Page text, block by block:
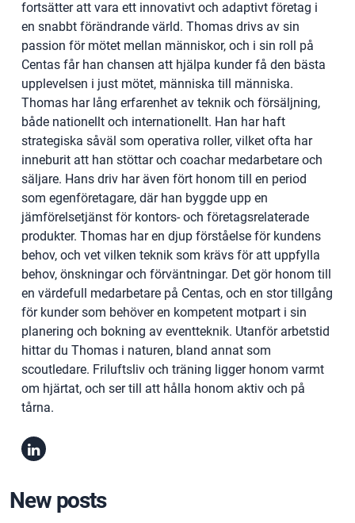
fortsätter att vara ett innovativt och adaptivt företag i
en snabbt förändrande värld. Thomas drivs av sin
passion för mötet mellan människor, och i sin roll på
Centas får han chansen att hjälpa kunder få den bästa
upplevelsen i just mötet, människa till människa.
Thomas har lång erfarenhet av teknik och försäljning,
både nationellt och internationellt. Han har haft
strategiska såväl som operativa roller, vilket ofta har
inneburit att han stöttar och coachar medarbetare och
säljare. Hans driv har även fört honom till en period
som egenföretagare, där han byggde upp en
jämförelsetjänst för kontors- och företagsrelaterade
produkter. Thomas har en djup förståelse för kundens
behov, och vet vilken teknik som krävs för att uppfylla
behov, önskningar och förväntningar. Det gör honom till
en värdefull medarbetare på Centas, och en stor tillgång
för kunder som behöver en kompetent motpart i sin
planering och bokning av eventteknik. Utanför arbetstid
hittar du Thomas i naturen, bland annat som
scoutledare. Friluftsliv och träning ligger honom varmt
om hjärtat, och ser till att hålla honom aktiv och på
tårna.
New posts